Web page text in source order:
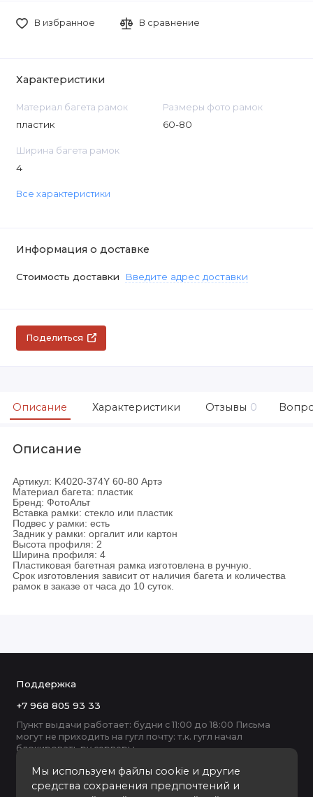
В избранное В сравнение
Характеристики
Материал багета рамок
пластик
Размеры фото рамок
60-80
Ширина багета рамок
4
Все характеристики
Информация о доставке
Стоимость доставки Введите адрес доставки
Поделиться
Описание Характеристики Отзывы 0
Описание
Артикул: K4020-374Y 60-80 Артэ
Материал багета: пластик
Бренд: ФотоАльт
Вставка рамки: стекло или пластик
Подвес у рамки: есть
Задник у рамки: оргалит или картон
Высота профиля: 2
Ширина профиля: 4
Пластиковая багетная рамка изготовлена в ручную.
Срок изготовления зависит от наличия багета и количества
рамок в заказе от часа до 10 суток.
Мы используем файлы cookie и другие
средства сохранения предпочтений и
Поддержка
+7 968 805 93 33
Пункт выдачи работает: будни с 11:00 до 18:00 Письма
могут не приходить на гугл почту: т.к. гугл начал
блокировать ру серверы